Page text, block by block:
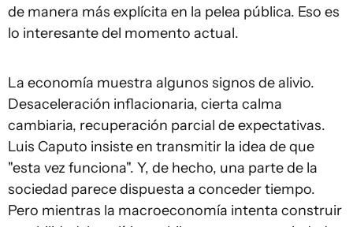
de manera más explícita en la pelea pública. Eso es
lo interesante del momento actual.
La economía muestra algunos signos de alivio.
Desaceleración inflacionaria, cierta calma
cambiaria, recuperación parcial de expectativas.
Luis Caputo insiste en transmitir la idea de que
"esta vez funciona". Y, de hecho, una parte de la
sociedad parece dispuesta a conceder tiempo.
Pero mientras la macroeconomía intenta construir